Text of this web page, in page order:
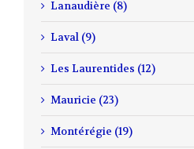
Lanaudière (8)
Laval (9)
Les Laurentides (12)
Mauricie (23)
Montérégie (19)